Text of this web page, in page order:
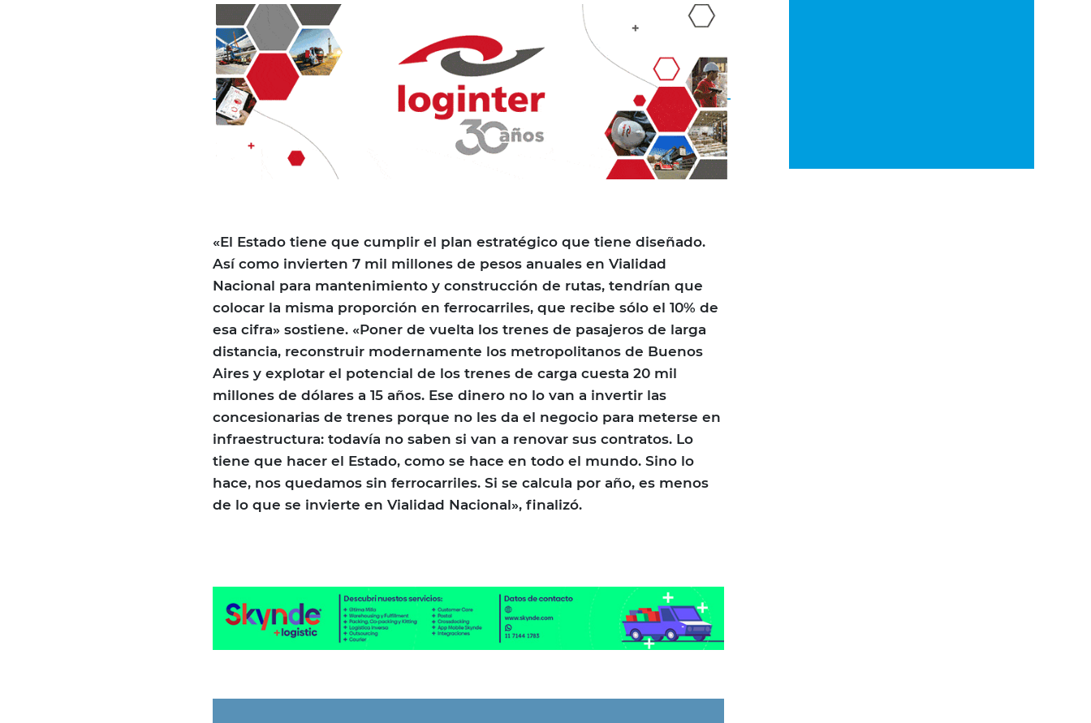
«El Estado tiene que cumplir el plan estratégico que tiene diseñado.
Así como invierten 7 mil millones de pesos anuales en Vialidad
Nacional para mantenimiento y construcción de rutas, tendrían que
colocar la misma proporción en ferrocarriles, que recibe sólo el 10% de
esa cifra» sostiene. «Poner de vuelta los trenes de pasajeros de larga
distancia, reconstruir modernamente los metropolitanos de Buenos
Aires y explotar el potencial de los trenes de carga cuesta 20 mil
millones de dólares a 15 años. Ese dinero no lo van a invertir las
concesionarias de trenes porque no les da el negocio para meterse en
infraestructura: todavía no saben si van a renovar sus contratos. Lo
tiene que hacer el Estado, como se hace en todo el mundo. Sino lo
hace, nos quedamos sin ferrocarriles. Si se calcula por año, es menos
de lo que se invierte en Vialidad Nacional», finalizó.